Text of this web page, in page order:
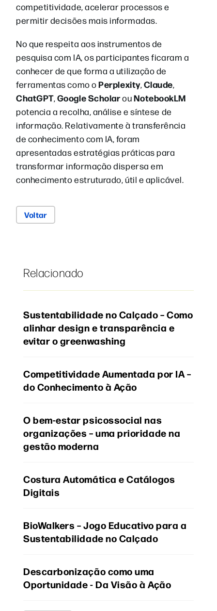
competitividade, acelerar processos e
permitir decisões mais informadas.
No que respeita aos instrumentos de
pesquisa com IA, os participantes ficaram a
conhecer de que forma a utilização de
ferramentas como oPerplexity,Claude,
ChatGPT,Google ScholarouNotebookLM
potencia a recolha, análise e síntese de
informação. Relativamente à transferência
de conhecimento com IA, foram
apresentadas estratégias práticas para
transformar informação dispersa em
conhecimento estruturado, útil e aplicável.
Voltar
Relacionado
Sustentabilidade no Calçado – Como
alinhar design e transparência e
evitar o greenwashing
Competitividade Aumentada por IA –
do Conhecimento à Ação
O bem-estar psicossocial nas
organizações – uma prioridade na
gestão moderna
Costura Automática e Catálogos
Digitais
BioWalkers – Jogo Educativo para a
Sustentabilidade no Calçado
Descarbonização como uma
Oportunidade - Da Visão à Ação